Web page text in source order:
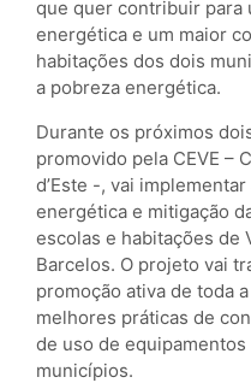
que quer contribuir para
energética e um maior
habitações dos dois
a pobreza energética.
Durante os próximos
promovido pela CEVE –
d’Este -, vai
energética e mitigação
escolas e habitações de
Barcelos. O projeto vai
promoção ativa de toda
melhores práticas de
de uso de
municípios.